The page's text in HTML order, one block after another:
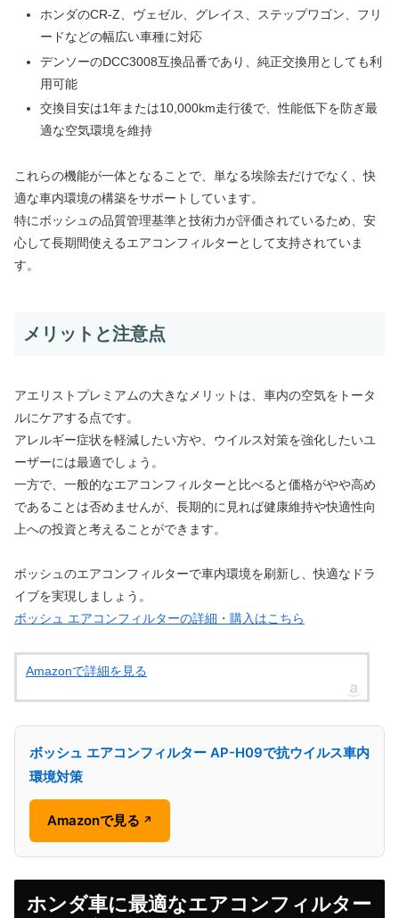
ホンダのCR-Z、ヴェゼル、グレイス、ステップワゴン、フリ
ードなどの幅広い車種に対応
デンソーのDCC3008互換品番であり、純正交換用としても利
用可能
交換目安は1年または10,000km走行後で、性能低下を防ぎ最
適な空気環境を維持
これらの機能が一体となることで、単なる埃除去だけでなく、快
適な車内環境の構築をサポートしています。
特にボッシュの品質管理基準と技術力が評価されているため、安
心して長期間使えるエアコンフィルターとして支持されていま
す。
メリットと注意点
アエリストプレミアムの大きなメリットは、車内の空気をトータ
ルにケアする点です。
アレルギー症状を軽減したい方や、ウイルス対策を強化したいユ
ーザーには最適でしょう。
一方で、一般的なエアコンフィルターと比べると価格がやや高め
であることは否めませんが、長期的に見れば健康維持や快適性向
上への投資と考えることができます。
ボッシュのエアコンフィルターで車内環境を刷新し、快適なドラ
イブを実現しましょう。
ボッシュ エアコンフィルターの詳細・購入はこちら
Amazonで詳細を見る
ボッシュ エアコンフィルター AP-H09で抗ウイルス車内
環境対策
Amazonで見る ↗
ホンダ車に最適なエアコンフィルター